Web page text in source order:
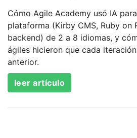
Cómo Agile Academy usó IA
plataforma (Kirby CMS, Ruby on
backend) de 2 a 8 idiomas, y
ágiles hicieron que cada
anterior.
leer artículo